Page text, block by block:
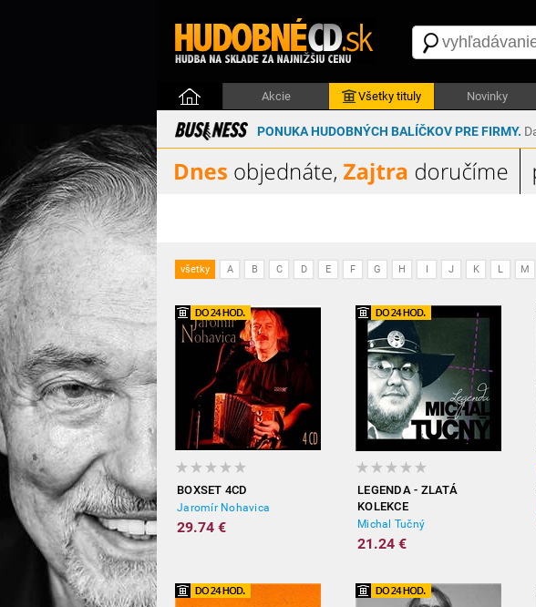
Akcie Všetky tituly Novinky
PONUKA HUDOBNÝCH BALÍČKOV PRE FIRMY.
všetky A B C D E F G H I J K L M
BOXSET 4CD
Jaromír Nohavica
29.74 €
LEGENDA - ZLATÁ
KOLEKCE
Michal Tučný
21.24 €